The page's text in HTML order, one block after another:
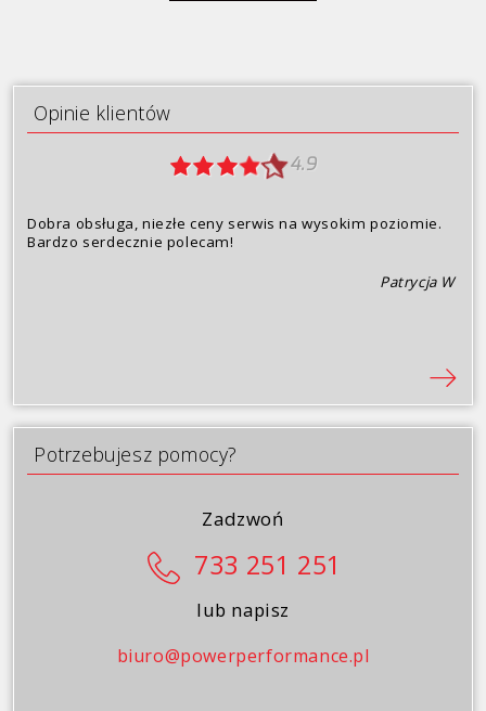
Skoda
Toyota
Volvo
Blog
Opinie klientów
4.9
Dobra obsługa, niezłe ceny serwis na wysokim poziomie.
Bardzo serdecznie polecam!
Patrycja W
Potrzebujesz pomocy?
Zadzwoń
733 251 251
lub napisz
biuro@powerperformance.pl